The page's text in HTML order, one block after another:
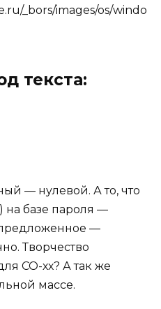
_bors/images/os/windo
текста:
— нулевой. А то, что
на базе пароля —
—
Творчество
СО-хх? А так же
массе.